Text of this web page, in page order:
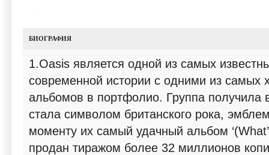
БИОГРАФИЯ
1.Oasis является одной из самых
современной истории с одними из самых
альбомов в портфолио. Группа
стала символом британского рока,
моменту их самый удачный альбом
продан тиражом более 32 миллионов